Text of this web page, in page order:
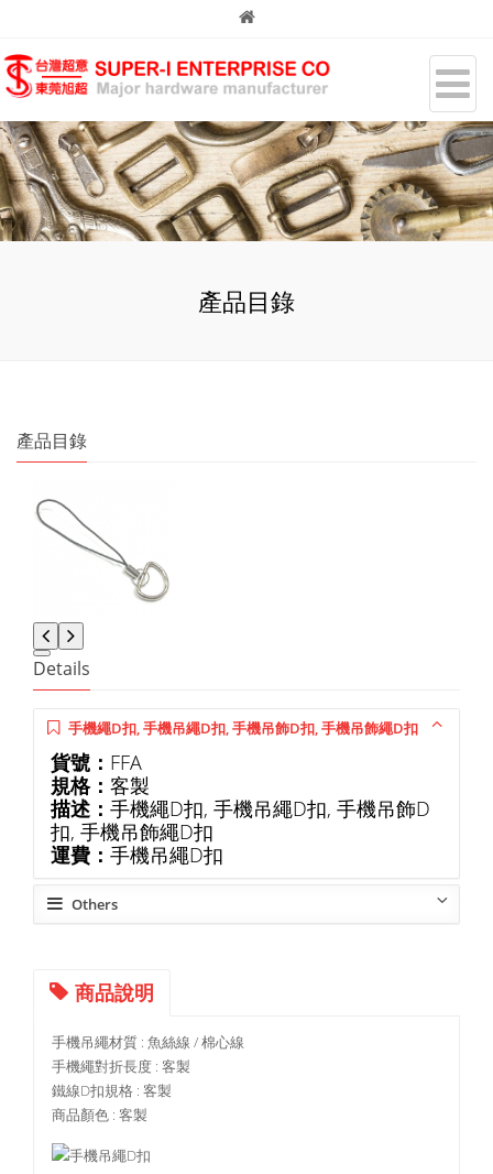
產品目錄
產品目錄
Details
手機繩D扣, 手機吊繩D扣, 手機吊飾D扣, 手機吊飾繩D扣
貨號： FFA
規格： 客製
描述： 手機繩D扣, 手機吊繩D扣, 手機吊飾D
扣, 手機吊飾繩D扣
運費： 手機吊繩D扣
Others
商品說明
手機吊繩材質 : 魚絲線 / 棉心線
手機繩對折長度 : 客製
鐵線D扣規格 : 客製
商品顏色 : 客製